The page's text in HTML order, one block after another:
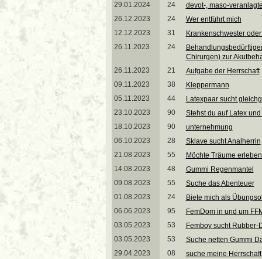
29.01.2024
24
devot-, maso-
26.12.2023
24
Wer entführt mich
12.12.2023
31
Krankenschwester
26.11.2023
24
Chirurgen) zur
26.11.2023
21
Aufgabe der Herrschaft
09.11.2023
38
Kleppermann
05.11.2023
44
Latexpaar sucht
23.10.2023
90
Stehst du auf Latex
18.10.2023
90
unternehmung
06.10.2023
28
Sklave sucht Analherrin
21.08.2023
55
Möchte Träume
14.08.2023
48
Gummi Regenmantel
09.08.2023
55
Suche das Abenteuer
01.08.2023
24
Biete mich als
06.06.2023
95
FemDom in und um
03.05.2023
53
Femboy sucht Rubber-
03.05.2023
53
Suche netten Gummi
29.04.2023
08 suche meine Herrschaft